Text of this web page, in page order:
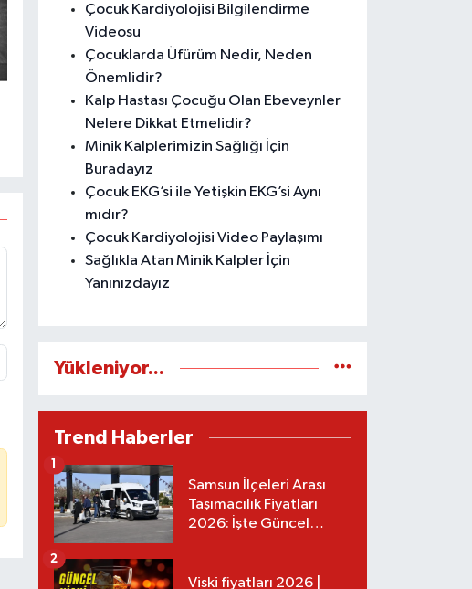
Çocuk Kardiyolojisi Bilgilendirme
Videosu
Çocuklarda Üfürüm Nedir, Neden
Önemlidir?
Kalp Hastası Çocuğu Olan Ebeveynler
Nelere Dikkat Etmelidir?
Minik Kalplerimizin Sağlığı İçin
Buradayız
Çocuk EKG’si ile Yetişkin EKG’si Aynı
mıdır?
Çocuk Kardiyolojisi Video Paylaşımı
Sağlıkla Atan Minik Kalpler İçin
Yanınızdayız
Yükleniyor...
Trend Haberler
Samsun İlçeleri Arası
Taşımacılık Fiyatları
2026: İşte Güncel
1
Viski fiyatları 2026 |
2